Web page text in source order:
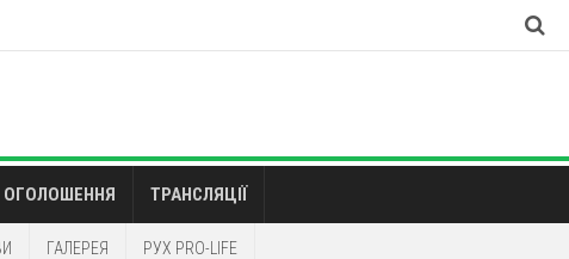
ОГОЛОШЕННЯ ТРАНСЛЯЦІЇ
ГАЛЕРЕЯ РУХ PRO-LIFE